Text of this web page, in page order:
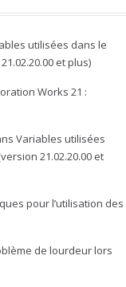
utilisées dans le
et plus)
Works 21 :
Variables utilisées
21.02.20.00 et
pour l’utilisation des
de lourdeur lors